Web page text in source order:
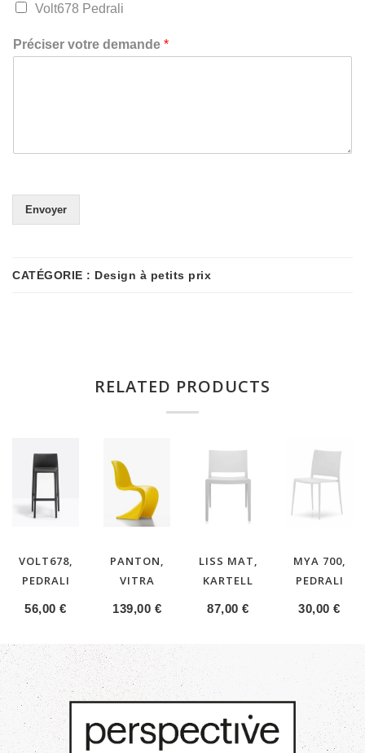
Volt678 Pedrali
Préciser votre demande *
Envoyer
CATÉGORIE : Design à petits prix
RELATED PRODUCTS
VOLT678,
PEDRALI
56,00€
PANTON,
VITRA
139,00 €
LISS MAT,
KARTELL
87,00€
MYA 700,
PEDRALI
30,00€